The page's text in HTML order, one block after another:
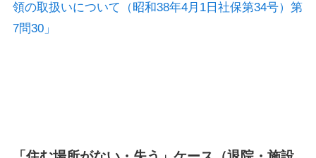
領の取扱いについて（昭和38年4月1日社保第34号）第
7問30」